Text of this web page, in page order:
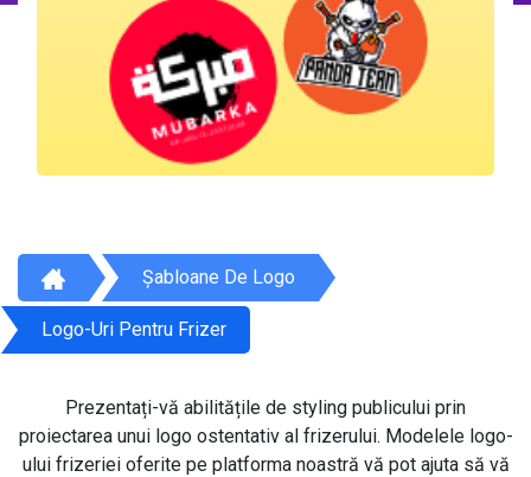
Șabloane De Logo
Logo-Uri Pentru Frizer
Prezentați-vă abilitățile de styling publicului prin
proiectarea unui logo ostentativ al frizerului. Modelele logo-
ului frizeriei oferite pe platforma noastră vă pot ajuta să vă